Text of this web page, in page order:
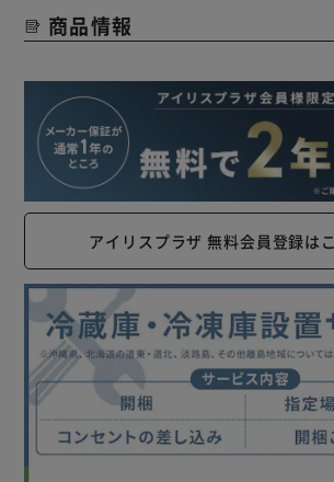
商品情報
アイリスプラザ 無料会員登録は